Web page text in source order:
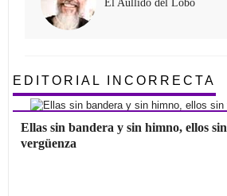
El Aullido del Lobo
EDITORIAL INCORRECTA
Ellas sin bandera y sin himno, ellos sin
vergüenza